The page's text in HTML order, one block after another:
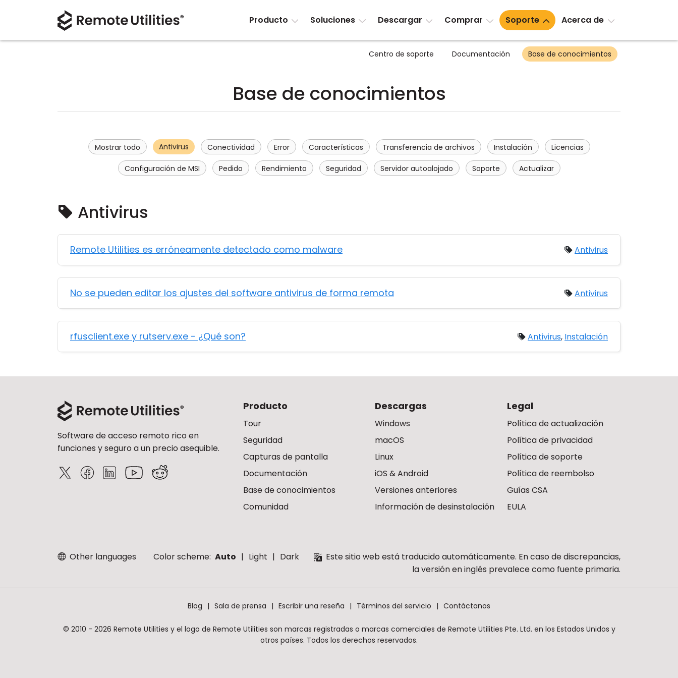
Producto Soluciones Descargar Comprar Soporte Acerca de
Centro de soporte Documentación Base de conocimientos
Base de conocimientos
Mostrar todo Antivirus Conectividad Error Características Transferencia de archivos Instalación Licencias
Configuración de MSI Pedido Rendimiento Seguridad Servidor autoalojado Soporte Actualizar
Antivirus
Remote Utilities es erróneamente detectado como malware Antivirus
No se pueden editar los ajustes del software antivirus de forma remota Antivirus
rfusclient.exe y rutserv.exe - ¿Qué son? Antivirus, Instalación
Software de acceso remoto rico en
funciones y seguro a un precio asequible.
Producto
Tour
Seguridad
Capturas de pantalla
Documentación
Base de conocimientos
Comunidad
Descargas
Windows
macOS
Linux
iOS & Android
Versiones anteriores
Información de desinstalación
Legal
Política de actualización
Política de privacidad
Política de soporte
Política de reembolso
Guías CSA
EULA
Other languages Color scheme: Auto Light Dark
Este sitio web está traducido automáticamente. En caso de discrepancias,
la versión en inglés prevalece como fuente primaria.
Blog Sala de prensa Escribir una reseña Términos del servicio Contáctanos
© 2010 - 2026 Remote Utilities y el logo de Remote Utilities son marcas registradas o marcas comerciales de Remote Utilities Pte. Ltd. en los Estados Unidos y
otros países. Todos los derechos reservados.